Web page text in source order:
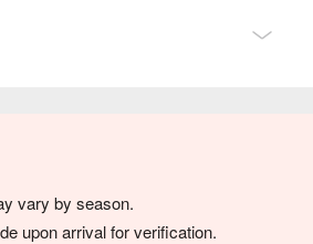
vary by season.
upon arrival for verification.